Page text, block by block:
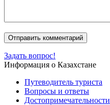
Задать вопрос!
Информация о Казахстане
Путеводитель туриста
Вопросы и ответы
Достопримечательности